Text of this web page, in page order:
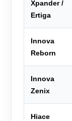
Xpander /
Ertiga
Innova
Reborn
Innova
Zenix
Hiace